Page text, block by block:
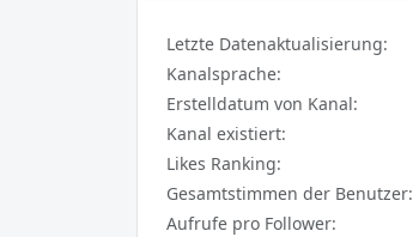
Letzte Datenaktualisierung:
Kanalsprache:
Erstelldatum von Kanal:
Kanal existiert:
Likes Ranking:
Gesamtstimmen der Benutzer:
Aufrufe pro Follower: